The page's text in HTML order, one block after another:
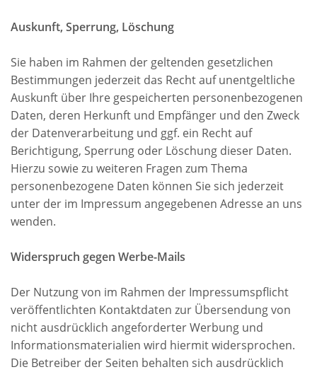
Auskunft, Sperrung, Löschung
Sie haben im Rahmen der geltenden gesetzlichen
Bestimmungen jederzeit das Recht auf unentgeltliche
Auskunft über Ihre gespeicherten personenbezogenen
Daten, deren Herkunft und Empfänger und den Zweck
der Datenverarbeitung und ggf. ein Recht auf
Berichtigung, Sperrung oder Löschung dieser Daten.
Hierzu sowie zu weiteren Fragen zum Thema
personenbezogene Daten können Sie sich jederzeit
unter der im Impressum angegebenen Adresse an uns
wenden.
Widerspruch gegen Werbe-Mails
Der Nutzung von im Rahmen der Impressumspflicht
veröffentlichten Kontaktdaten zur Übersendung von
nicht ausdrücklich angeforderter Werbung und
Informationsmaterialien wird hiermit widersprochen.
Die Betreiber der Seiten behalten sich ausdrücklich